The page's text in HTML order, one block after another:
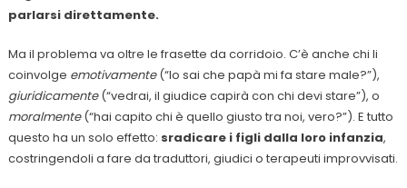
parlarsi direttamente.
Ma il problema va oltre le frasette da corridoio. C’è anche chi li
coinvolge emotivamente(“lo sai che papà mi fa stare male?”),
giuridicamente(“vedrai, il giudice capirà con chi devi stare”), o
moralmente(“hai capito chi è quello giusto tra noi, vero?”). E tutto
questo ha un solo effetto: sradicare i figli dalla loro infanzia,
costringendoli a fare da traduttori, giudici o terapeuti improvvisati.